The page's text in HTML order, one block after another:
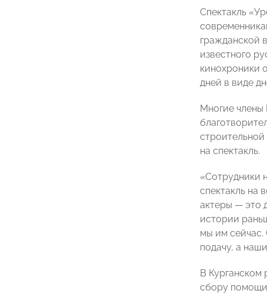
Спектакль
гражданской
известного
кинохроники
дней в виде
Многие члены
на спектакль.
«Сотрудники
спектакль на
актеры — это
истории
мы им сейчас.
подачу, а
В Курганском
сбору помощи